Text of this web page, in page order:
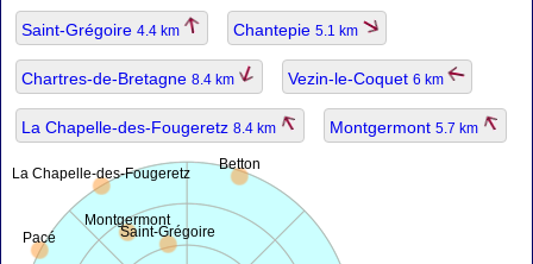
Saint-Grégoire 4.4 km Chantepie 5.1 km
Chartres-de-Bretagne 8.4 km Vezin-le-Coquet 6 km
La Chapelle-des-Fougeretz 8.4 km Montgermont 5.7 km
Betton
Pacé Saint-Grégoire
La Chapelle-des-Fougeretz
Montgermont